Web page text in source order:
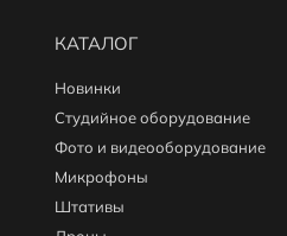
КАТАЛОГ
Новинки
Студийное оборудование
Фото и видеооборудование
Микрофоны
Штативы